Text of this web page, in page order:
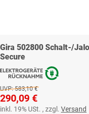
Gira 502800 Schalt-/
Secure
UVP: 583,10 €
290,09 €
inkl. 19% USt. , zzgl. Versand